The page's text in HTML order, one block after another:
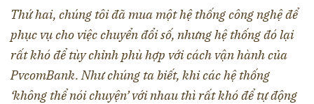
Thứ hai, chúng tôi đã mua một hệ thống công nghệ để
phục vụ cho việc chuyển đổi số, nhưng hệ thống đó lại
rất khó để tùy chỉnh phù hợp với cách vận hành của
PvcomBank. Như chúng ta biết, khi các hệ thống
‘không thể nói chuyện’ với nhau thì rất khó để tự động